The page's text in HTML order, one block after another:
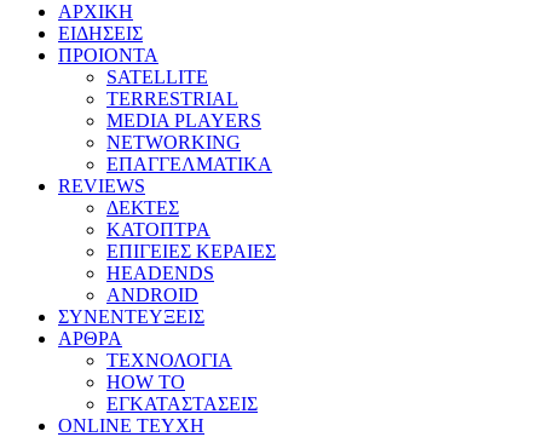
ΑΡΧΙΚΗ
ΕΙΔΗΣΕΙΣ
ΠΡΟΙΟΝΤΑ
SATELLITE
TERRESTRIAL
MEDIA PLAYERS
NETWORKING
ΕΠΑΓΓΕΛΜΑΤΙΚΑ
REVIEWS
ΔΕΚΤΕΣ
ΚΑΤΟΠΤΡΑ
ΕΠΙΓΕΙΕΣ ΚΕΡΑΙΕΣ
HEADENDS
ANDROID
ΣΥΝΕΝΤΕΥΞΕΙΣ
ΑΡΘΡΑ
ΤΕΧΝΟΛΟΓΙΑ
HOW TO
ΕΓΚΑΤΑΣΤΑΣΕΙΣ
ONLINE TEYXH